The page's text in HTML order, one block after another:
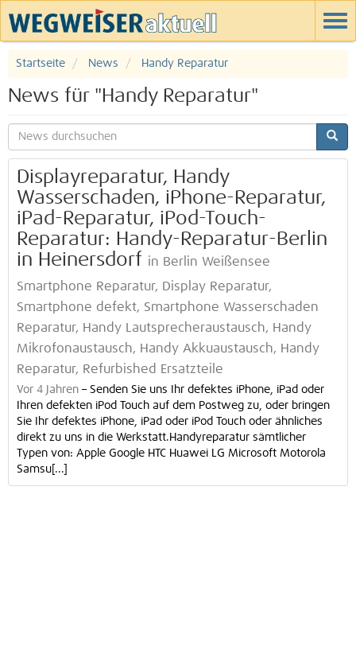
Startseite News Handy Reparatur
News für "Handy Reparatur"
Displayreparatur, Handy
Wasserschaden, iPhone-Reparatur,
iPad-Reparatur, iPod-Touch-
Reparatur: Handy-Reparatur-Berlin
in Heinersdorf in Berlin Weißensee
Smartphone Reparatur, Display Reparatur,
Smartphone defekt, Smartphone Wasserschaden
Reparatur, Handy Lautsprecheraustausch, Handy
Mikrofonaustausch, Handy Akkuaustausch, Handy
Reparatur, Refurbished Ersatzteile
Vor 4 Jahren – Senden Sie uns Ihr defektes iPhone, iPad oder
Ihren defekten iPod Touch auf dem Postweg zu, oder bringen
Sie Ihr defektes iPhone, iPad oder iPod Touch oder ähnliches
direkt zu uns in die Werkstatt.Handyreparatur sämtlicher
Typen von: Apple Google HTC Huawei LG Microsoft Motorola
Samsu[...]